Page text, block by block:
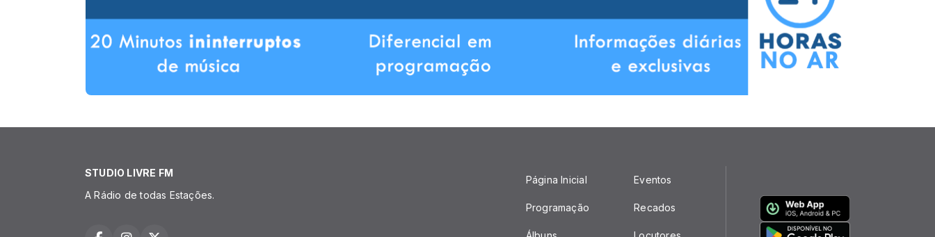
STUDIO LIVRE FM
A Rádio de todas Estações.
Página Inicial
Programação
Eventos
Recados